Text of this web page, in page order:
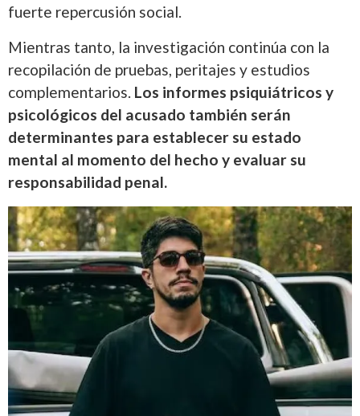
fuerte repercusión social.
Mientras tanto, la investigación continúa con la
recopilación de pruebas, peritajes y estudios
complementarios. Los informes psiquiátricos y
psicológicos del acusado también serán
determinantes para establecer su estado
mental al momento del hecho y evaluar su
responsabilidad penal.